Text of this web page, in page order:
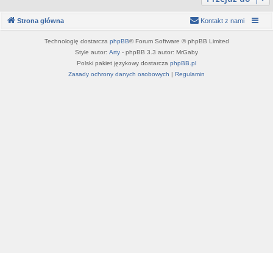
Strona główna Kontakt z nami
Technologię dostarcza phpBB® Forum Software © phpBB Limited
Style autor: Arty - phpBB 3.3 autor: MrGaby
Polski pakiet językowy dostarcza phpBB.pl
Zasady ochrony danych osobowych | Regulamin